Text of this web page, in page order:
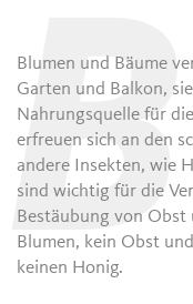
B
Blumen und Bäume
Garten und Balkon,
Nahrungsquelle für
erfreuen sich an den
andere Insekten, wie
sind wichtig für die
Bestäubung von Obst
Blumen, kein Obst
keinen Honig.